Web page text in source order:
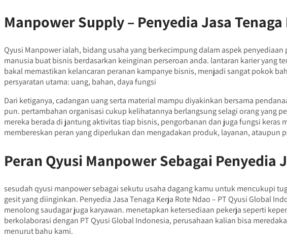
Manpower Supply – Penyedia Jasa
Qyusi Manpower ialah, bidang usaha yang berkecimpung dalam aspek
manusia buat bisnis berdasarkan keinginan perseroan anda. lantaran karier yang
bakal memastikan kelancaran peranan kampanye bisnis, menjadi sangat pokok
persyaratan utama: uang, bahan, daya fungsi
Dari ketiganya, cadangan uang serta material mampu diyakinkan bersama
pun. pertambahan organisasi cukup kelihatannya berlangsung selagi orang yang
mereka berada di jantung aktivitas tiap bisnis, pengorbanan dan juga fungsi
membereskan peran yang diperlukan dan mengadakan produk, layanan, ataupun
Peran Qyusi Manpower Sebagai Penyedia
sesudah qyusi manpower sebagai sekutu usaha dagang kamu untuk mencukupi
gesit yang diinginkan. Penyedia Jasa Tenaga Kerja Rote Ndao – PT Qyusi
menolong saudagar juga karyawan. menetapkan ketersediaan pekerja seperti
berkolaborasi dengan PT Qyusi Global Indonesia, perusahaan kalian bisa
menurut bahu kami.